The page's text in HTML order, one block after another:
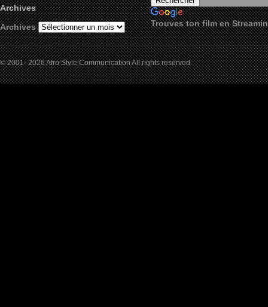
Archives
Archives
Trouves ton film en
© 2001- 2026 Afro Style Communication All rights reserved.